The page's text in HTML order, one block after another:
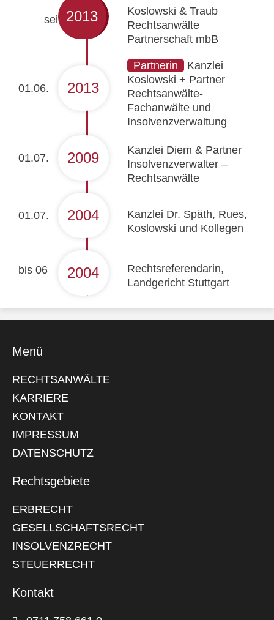
seit 2013
Koslowski & Traub
Rechtsanwälte
Partnerschaft mbB
01.06. 2013
Partnerin
Kanzlei
Koslowski + Partner
Rechtsanwälte-
Fachanwälte und
Insolvenzverwaltung
01.07. 2009
Kanzlei Diem & Partner
Insolvenzverwalter –
Rechtsanwälte
01.07. 2004
Kanzlei Dr. Späth, Rues,
Koslowski und Kollegen
bis 06 2004
Rechtsreferendarin,
Landgericht Stuttgart
Menü
RECHTSANWÄLTE
KARRIERE
KONTAKT
IMPRESSUM
DATENSCHUTZ
Rechtsgebiete
ERBRECHT
GESELLSCHAFTSRECHT
INSOLVENZRECHT
STEUERRECHT
Kontakt